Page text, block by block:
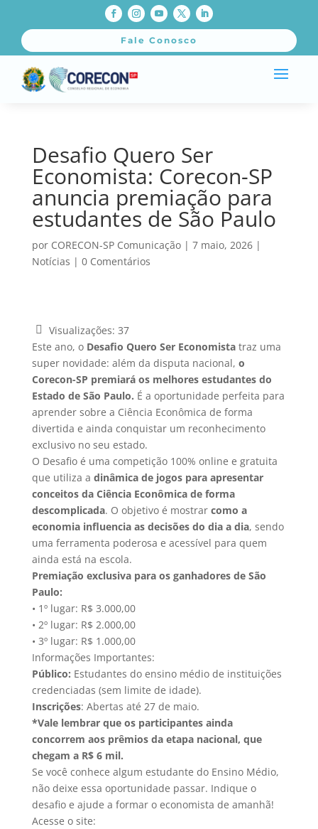
Fale Conosco
Desafio Quero Ser
Economista: Corecon-SP
anuncia premiação para
estudantes de São Paulo
por CORECON-SP Comunicação| 7 maio, 2026|
Notícias | 0 Comentários
Visualizações: 37
Este ano, oDesafio Quero Ser Economistatraz uma
super novidade: além da disputa nacional, o
Corecon-SP premiará os melhores estudantes do
Estado de São Paulo. É a oportunidade perfeita para
aprender sobre a Ciência Econômica de forma
divertida e ainda conquistar um reconhecimento
exclusivo no seu estado.
O Desafio é uma competição 100% online e gratuita
que utiliza a dinâmica de jogos para apresentar
conceitos da Ciência Econômica de forma
descomplicada. O objetivo é mostrar como a
economia influencia as decisões do dia a dia, sendo
uma ferramenta poderosa e acessível para quem
ainda está na escola.
Premiação exclusiva para os ganhadores de São
Paulo:
• 1º lugar: R$ 3.000,00
• 2º lugar: R$ 2.000,00
• 3º lugar: R$ 1.000,00
Informações Importantes:
Público: Estudantes do ensino médio de instituições
credenciadas (sem limite de idade).
Inscrições: Abertas até 27 de maio.
*Vale lembrar que os participantes ainda
concorrem aos prêmios da etapa nacional, que
chegam a R$ 6 mil.
Se você conhece algum estudante do Ensino Médio,
não deixe essa oportunidade passar. Indique o
desafio e ajude a formar o economista de amanhã!
Acesse o site: